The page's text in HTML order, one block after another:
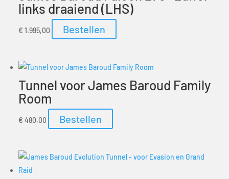
links draaiend (LHS)
€ 1.995,00 Bestellen
Tunnel voor James Baroud Family
Room
€ 480,00 Bestellen